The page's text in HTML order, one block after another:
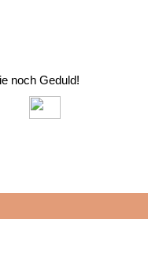
noch Geduld!